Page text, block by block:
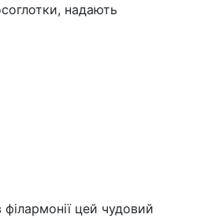
надають
цей чудовий